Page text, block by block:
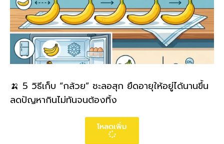
🍌 5 วิธีเก็บ “กล้วย” ชะลอสุก ยืดอายุให้อยู่ได้นานขึ้น
ลดปัญหากินไม่ทันจนต้องทิ้ง
โหลดเพิ่ม